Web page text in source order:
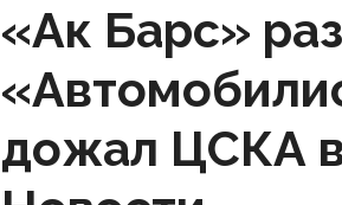
«Ак Барс»
дожал ЦСКА